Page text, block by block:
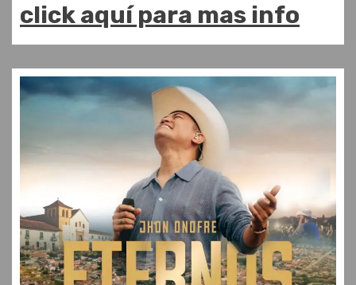
click aquí para mas info